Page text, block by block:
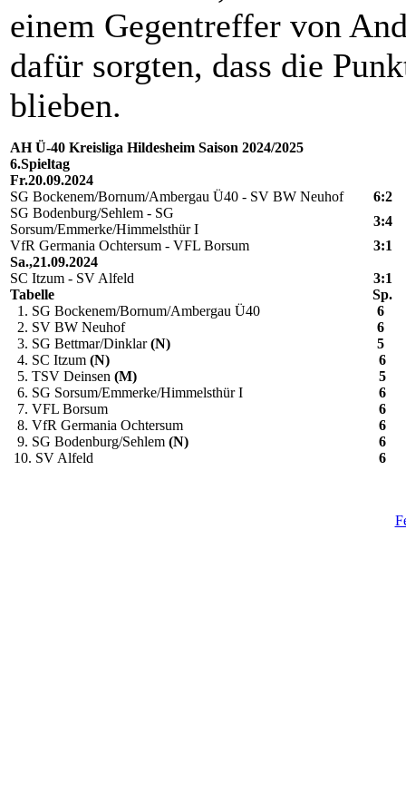
einem Gegentreffer von
dafür sorgten, dass die
blieben.
AH Ü-40 Kreisliga Hildesheim Saison 2024/2025
6.Spieltag
Fr.20.09.2024
SG Bockenem/Bornum/Ambergau Ü40 - SV BW Neuhof
6:2
SG Bodenburg/Sehlem - SG
Sorsum/Emmerke/Himmelsthür I
3:4
VfR Germania Ochtersum - VFL Borsum
3:1
Sa.,21.09.2024
SC Itzum - SV Alfeld
3:1
Tabelle
Sp.
1. SG Bockenem/Bornum/Ambergau Ü40
6
2. SV BW Neuhof
6
3. SG Bettmar/Dinklar(N)
5
4. SC Itzum (N)
6
5. TSV Deinsen (M)
5
6. SG Sorsum/Emmerke/Himmelsthür I
6
7. VFL Borsum
6
8. VfR Germania Ochtersum
6
9. SG Bodenburg/Sehlem (N)
6
10. SV Alfeld
6